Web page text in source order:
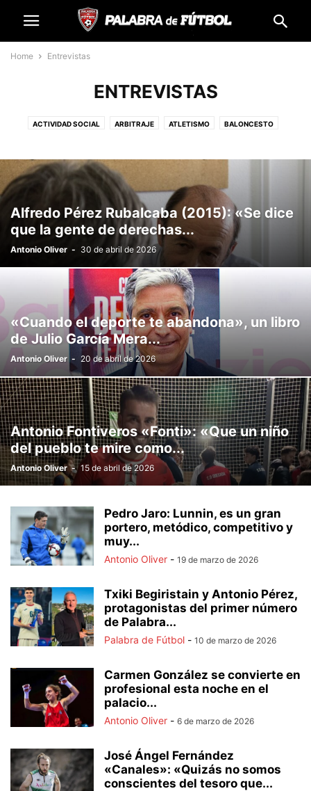
Home Entrevistas
ENTREVISTAS
ACTIVIDAD SOCIAL ARBITRAJE ATLETISMO BALONCESTO
ENTRENADORES ENTREVISTAS FÚTBOL BASE
FÚTBOL FENÓMENO SOCIAL
POLIDEPORTIVO PREMIOS PALABRA DE FÚTBOL
SIN CATEGORÍA
Alfredo Pérez Rubalcaba (2015): «Se dice
que la gente de derechas...
Antonio Oliver - 30 de abril de 2026
«Cuando el deporte te abandona», un libro
de Julio García Mera...
Antonio Oliver - 20 de abril de 2026
Antonio Fontiveros «Fonti»: «Que un niño
del pueblo te mire como...
Antonio Oliver - 15 de abril de 2026
Pedro Jaro: Lunnin, es un gran
portero, metódico, competitivo y
muy...
Antonio Oliver - 19 de marzo de 2026
Txiki Begiristain y Antonio Pérez,
protagonistas del primer número
de Palabra...
Palabra de Fútbol - 10 de marzo de 2026
Carmen González se convierte en
profesional esta noche en el
palacio...
Antonio Oliver - 6 de marzo de 2026
José Ángel Fernández
«Canales»: «Quizás no somos
conscientes del tesoro que...